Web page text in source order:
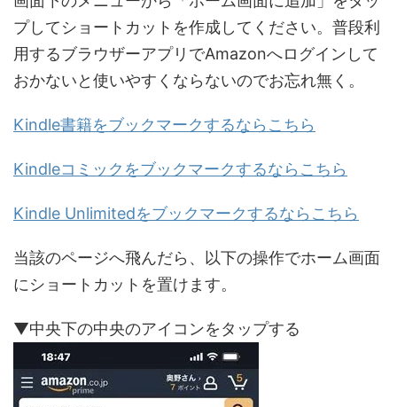
プしてショートカットを作成してください。普段利
用するブラウザーアプリでAmazonへログインして
おかないと使いやすくならないのでお忘れ無く。
Kindle書籍をブックマークするならこちら
Kindleコミックをブックマークするならこちら
Kindle Unlimitedをブックマークするならこちら
当該のページへ飛んだら、以下の操作でホーム画面
にショートカットを置けます。
▼中央下の中央のアイコンをタップする